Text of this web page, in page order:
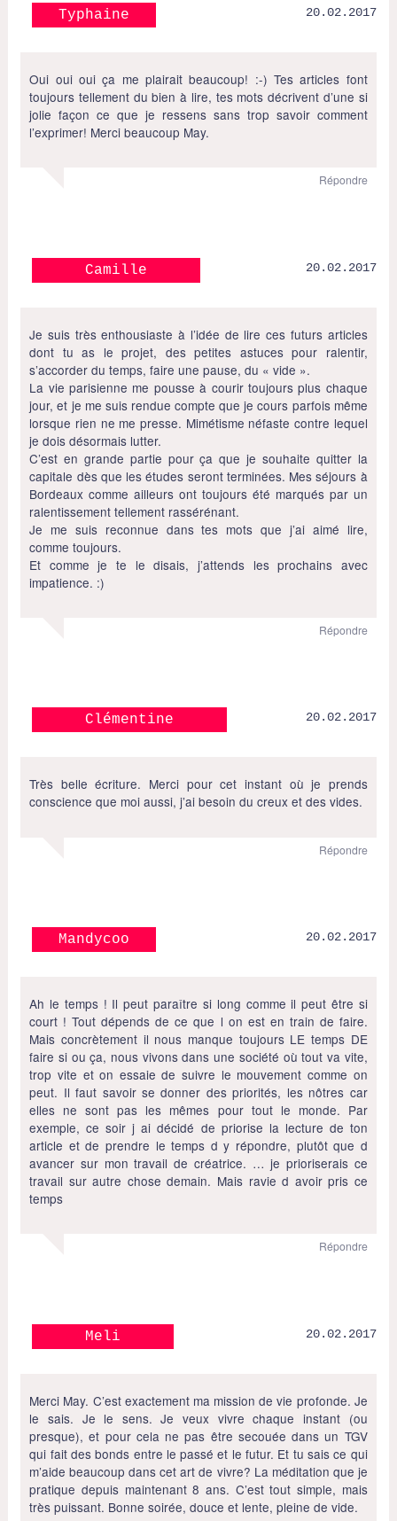
Typhaine 20.02.2017
Oui oui oui ça me plairait beaucoup! :-) Tes articles font
toujours tellement du bien à lire, tes mots décrivent d’une si
jolie façon ce que je ressens sans trop savoir comment
l’exprimer! Merci beaucoup May.
Répondre
Camille 20.02.2017
Je suis très enthousiaste à l’idée de lire ces futurs articles
dont tu as le projet, des petites astuces pour ralentir,
s’accorder du temps, faire une pause, du « vide ».
La vie parisienne me pousse à courir toujours plus chaque
jour, et je me suis rendue compte que je cours parfois même
lorsque rien ne me presse. Mimétisme néfaste contre lequel
je dois désormais lutter.
C’est en grande partie pour ça que je souhaite quitter la
capitale dès que les études seront terminées. Mes séjours à
Bordeaux comme ailleurs ont toujours été marqués par un
ralentissement tellement rassérénant.
Je me suis reconnue dans tes mots que j’ai aimé lire,
comme toujours.
Et comme je te le disais, j’attends les prochains avec
impatience. :)
Répondre
Clémentine 20.02.2017
Très belle écriture. Merci pour cet instant où je prends
conscience que moi aussi, j’ai besoin du creux et des vides.
Répondre
Mandycoo 20.02.2017
Ah le temps ! Il peut paraître si long comme il peut être si
court ! Tout dépends de ce que l on est en train de faire.
Mais concrètement il nous manque toujours LE temps DE
faire si ou ça, nous vivons dans une société où tout va vite,
trop vite et on essaie de suivre le mouvement comme on
peut. Il faut savoir se donner des priorités, les nôtres car
elles ne sont pas les mêmes pour tout le monde. Par
exemple, ce soir j ai décidé de priorise la lecture de ton
article et de prendre le temps d y répondre, plutôt que d
avancer sur mon travail de créatrice. … je prioriserais ce
travail sur autre chose demain. Mais ravie d avoir pris ce
temps
Répondre
Meli 20.02.2017
Merci May. C’est exactement ma mission de vie profonde. Je
le sais. Je le sens. Je veux vivre chaque instant (ou
presque), et pour cela ne pas être secouée dans un TGV
qui fait des bonds entre le passé et le futur. Et tu sais ce qui
m’aide beaucoup dans cet art de vivre? La méditation que je
pratique depuis maintenant 8 ans. C’est tout simple, mais
très puissant. Bonne soirée, douce et lente, pleine de vide.